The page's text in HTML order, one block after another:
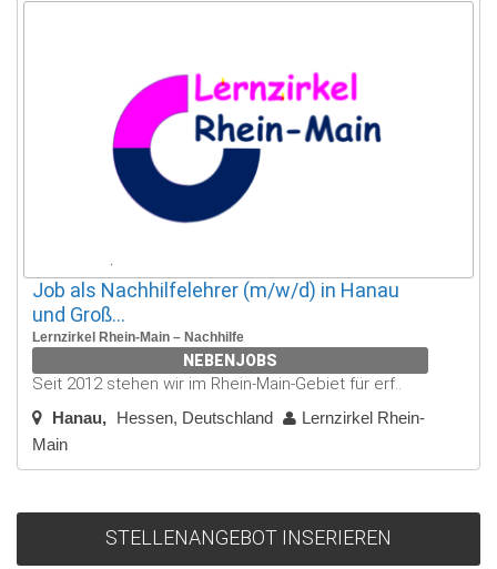
Job als Nachhilfelehrer (m/w/d) in Hanau
und Groß...
Lernzirkel Rhein-Main – Nachhilfe
NEBENJOBS
Seit 2012 stehen wir im Rhein-Main-Gebiet für erf..
Hanau Hessen, Deutschland
Lernzirkel Rhein-
Main
STELLENANGEBOT INSERIEREN